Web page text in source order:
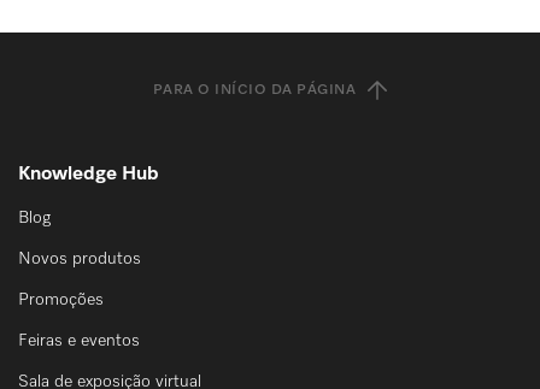
PARA O INÍCIO DA PÁGINA
Knowledge Hub
Blog
Novos produtos
Promoções
Feiras e eventos
Sala de exposição virtual